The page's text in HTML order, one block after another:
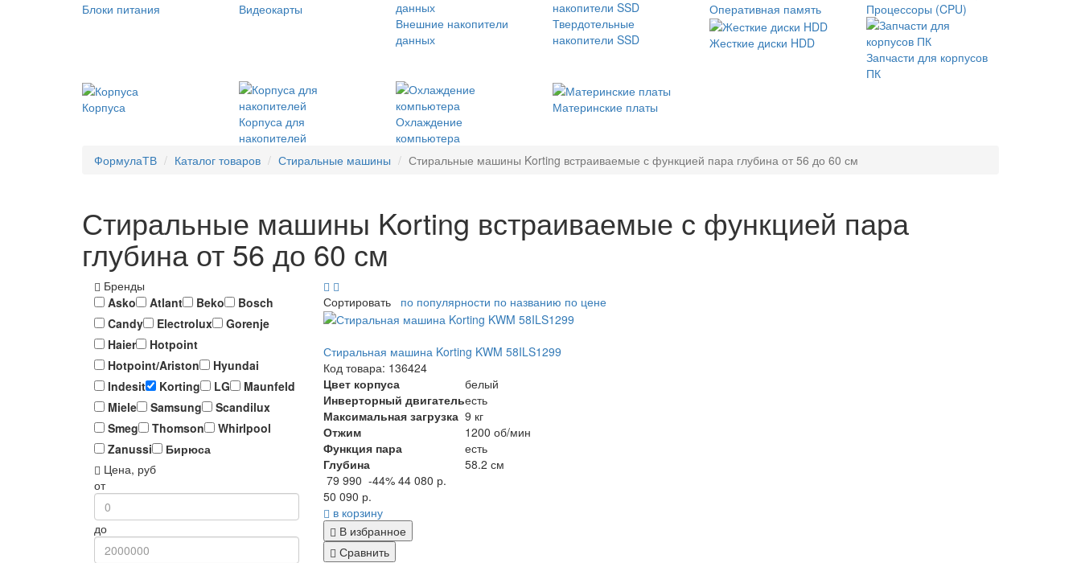
Блоки питания
Видеокарты
Внешние накопители
данных
Твердотельные
накопители SSD
Оперативная память Процессоры (CPU)
Жесткие диски HDD
Запчасти для корпусов
ПК
Корпуса
Корпуса для
накопителей
Охлаждение
компьютера
Материнские платы
ФормулаТВ Каталог товаров Стиральные машины Стиральные машины Korting встраиваемые с функцией пара глубина от 56 до 60 см
Стиральные машины Korting встраиваемые с функцией пара
глубина от 56 до 60 см
Бренды
Asko
Atlant Beko
Bosch
Candy
Electrolux
Gorenje
Haier
Hotpoint
Hotpoint/Ariston
Hyundai
Indesit
Korting LG
Maunfeld
Miele
Samsung
Scandilux
Smeg
Thomson
Whirlpool
Zanussi
Бирюса
Цена, руб
от
до
Сортировать по популярности по названию по цене
Стиральная машина Korting KWM 58ILS1299
Код товара: 136424
Цвет корпуса
белый
Инверторный двигательесть
Максимальная загрузка 9 кг
Отжим
1200 об/мин
Функция пара
есть
Глубина
58.2 см
79 990 -44% 44 080 р.
50 090 р.
в корзину
В избранное
Сравнить